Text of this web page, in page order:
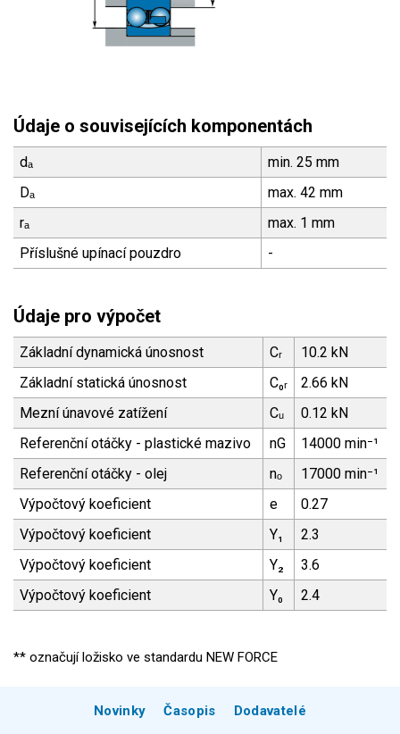
Údaje o souvisejících komponentách
dₐ
min. 25 mm
Dₐ
max. 42 mm
rₐ
max. 1 mm
Příslušné upínací pouzdro
-
Údaje pro výpočet
Základní dynamická únosnost Cᵣ
10.2 kN
Základní statická únosnost
C₀ᵣ
2.66 kN
Mezní únavové zatížení
Cᵤ
0.12 kN
Referenční otáčky - plastické mazivo
nG
14000 min⁻¹
Referenční otáčky - olej
nₒ
17000 min⁻¹
Výpočtový koeficient
e
0.27
Výpočtový koeficient
Y₁
2.3
Výpočtový koeficient
Y₂
3.6
Výpočtový koeficient
Y₀ 2.4
** označují ložisko ve standardu NEW FORCE
Novinky Časopis Dodavatelé